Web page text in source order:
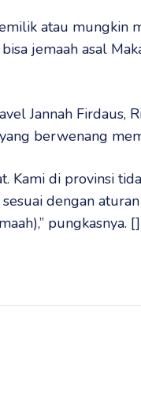
atau mungkin
jemaah asal
Jannah Firdaus,
berwenang
Kami di provinsi
sesuai dengan
pungkasnya. []